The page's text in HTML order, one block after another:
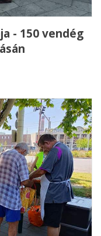
- 150 vendég